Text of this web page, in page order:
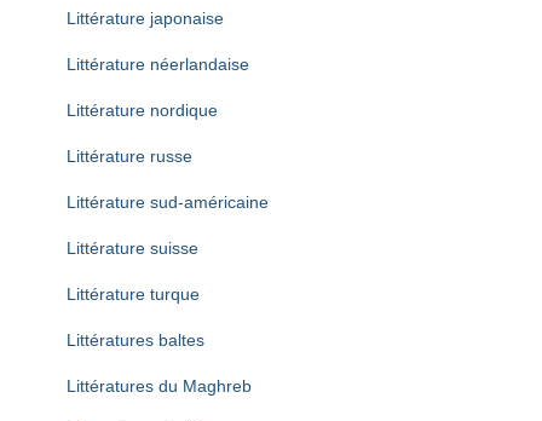
Littérature japonaise
Littérature néerlandaise
Littérature nordique
Littérature russe
Littérature sud-américaine
Littérature suisse
Littérature turque
Littératures baltes
Littératures du Maghreb